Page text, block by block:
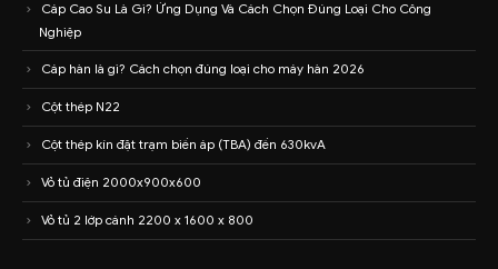
Cáp Cao Su Là Gì? Ứng Dụng Và Cách Chọn Đúng Loại Cho Công
Nghiệp
Cáp hàn là gì? Cách chọn đúng loại cho máy hàn 2026
Cột thép N22
Cột thép kín đặt trạm biến áp (TBA) đến 630kvA
Vỏ tủ điện 2000x900x600
Vỏ tủ 2 lớp cánh 2200 x 1600 x 800